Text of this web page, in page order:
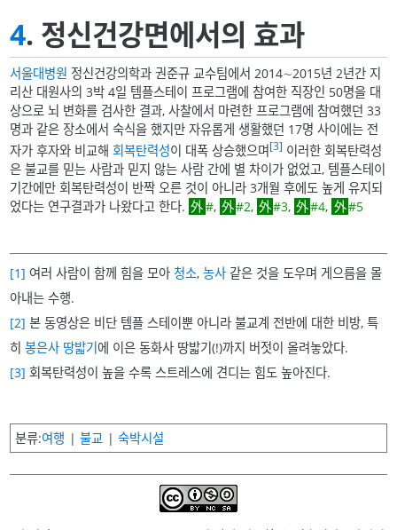
4. 정신건강면에서의 효과
서울대병원 정신건강의학과 권준규 교수팀에서 2014∼2015년 2년간 지
리산 대원사의 3박 4일 템플스테이 프로그램에 참여한 직장인 50명을 대
상으로 뇌 변화를 검사한 결과, 사찰에서 마련한 프로그램에 참여했던 33
명과 같은 장소에서 숙식을 했지만 자유롭게 생활했던 17명 사이에는 전
자가 후자와 비교해회복탄력성이 대폭 상승했으며[3] 이러한 회복탄력성
은 불교를 믿는 사람과 믿지 않는 사람 간에 별 차이가 없었고, 템플스테이
기간에만 회복탄력성이 반짝 오른 것이 아니라 3개월 후에도 높게 유지되
었다는 연구결과가 나왔다고 한다.
#, #2, #3, #4, #5
[1] 여러 사람이 함께 힘을 모아 청소,농사 같은 것을 도우며 게으름을 몰
아내는 수행.
[2] 본 동영상은 비단 템플 스테이뿐 아니라 불교계 전반에 대한 비방, 특
히봉은사 땅밟기에 이은 동화사 땅밟기(!)까지 버젓이 올려놓았다.
[3] 회복탄력성이 높을 수록 스트레스에 견디는 힘도 높아진다.
분류 여행 불교 숙박시설